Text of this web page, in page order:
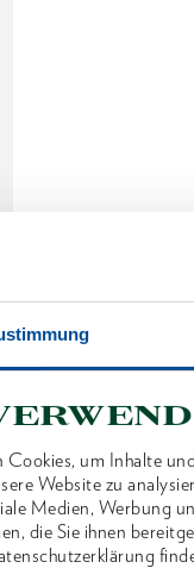
Cookies, um Inhalte
Website zu
Medien, Werbung
die Sie ihnen